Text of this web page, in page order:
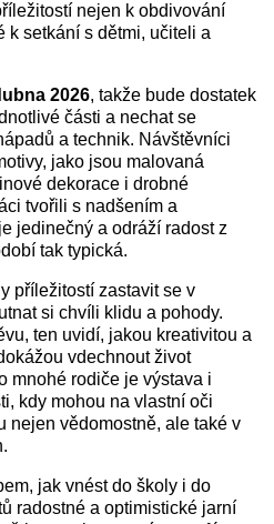
nejen k obdivování
k setkání s dětmi, učiteli a
2026, takže bude dostatek
části a nechat se
a technik. Návštěvníci
jako jsou malovaná
dekorace i drobné
tvořili s nadšením a
jedinečný a odráží radost z
tak typická.
příležitostí zastavit se v
si chvíli klidu a pohody.
ten uvidí, jakou kreativitou a
vdechnout život
mnohé rodiče je výstava i
kdy mohou na vlastní oči
nejen vědomostně, ale také v
jak vnést do školy i do
radostné a optimistické jarní